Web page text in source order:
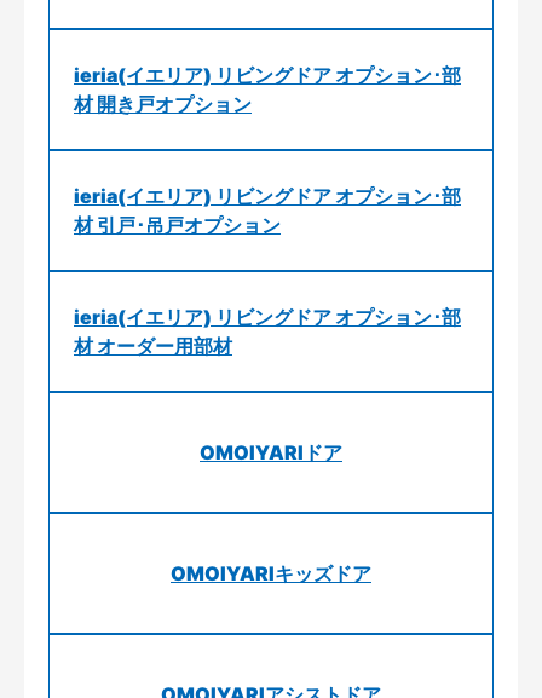
ieria(イエリア) リビングドア オプション･部
材 開き戸オプション
ieria(イエリア) リビングドア オプション･部
材 引戸･吊戸オプション
ieria(イエリア) リビングドア オプション･部
材 オーダー用部材
OMOIYARIドア
OMOIYARIキッズドア